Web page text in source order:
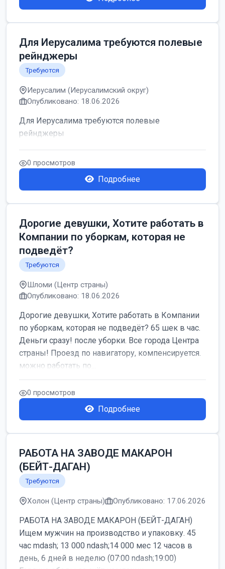
Для Иерусалима требуются полевые
рейнджеры
Требуются
Иерусалим (Иерусалимский округ)
Опубликовано: 18.06.2026
Для Иерусалима требуются полевые
рейнджеры
0 просмотров
Подробнее
Дорогие девушки, Хотите работать в
Компании по уборкам, которая не
подведёт?
Требуются
Шломи (Центр страны)
Опубликовано: 18.06.2026
Дорогие девушки, Хотите работать в Компании
по уборкам, которая не подведёт? 65 шек в час.
Деньги сразу! после уборки. Все города Центра
страны! Проезд по навигатору, компенсируется.
можно работать по...
0 просмотров
Подробнее
РАБОТА НА ЗАВОДЕ МАКАРОН
(БЕЙТ-ДАГАН)
Требуются
Холон (Центр страны) Опубликовано: 17.06.2026
РАБОТА НА ЗАВОДЕ МАКАРОН (БЕЙТ-ДАГАН)
Ищем мужчин на производство и упаковку. 45
час mdash; 13 000 ndash;14 000 мес 12 часов в
день, 6 дней в неделю (07:00 ndash;19:00)